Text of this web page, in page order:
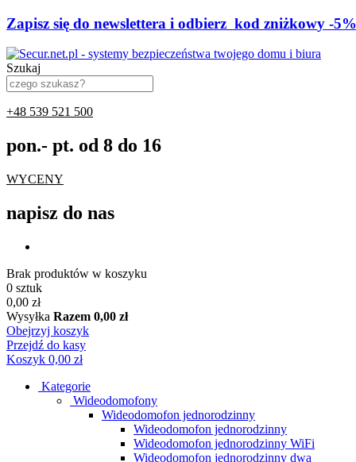
Zapisz się do newslettera i odbierz kod zniżkowy -5%
Szukaj
+48 539 521 500
pon.- pt. od 8 do 16
WYCENY
napisz do nas
Brak produktów w koszyku
0 sztuk
0,00 zł
Wysyłka Razem 0,00 zł
Obejrzyj koszyk
Przejdź do kasy
Koszyk 0,00 zł
Kategorie
Wideodomofony
Wideodomofon jednorodzinny
Wideodomofon jednorodzinny
Wideodomofon jednorodzinny WiFi
Wideodomofon jednorodzinny dwa